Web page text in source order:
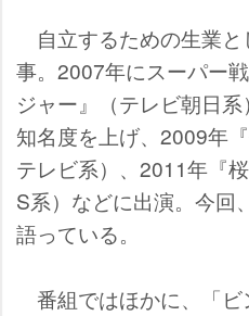
自立するための生業
事。2007年にスーパー
ジャー』（テレビ朝日
知名度を上げ、2009年
テレビ系）、2011年『
S系）などに出演。今回
語っている。
番組ではほかに、「ビ